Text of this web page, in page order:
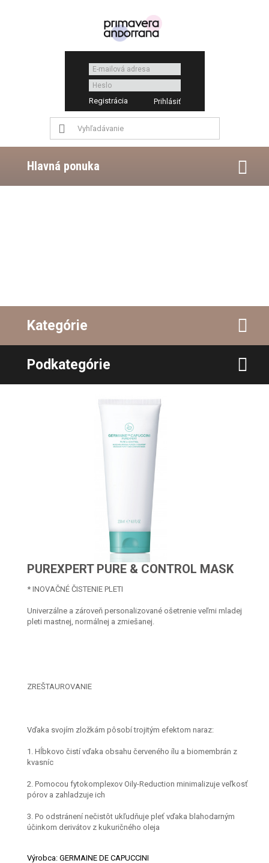
Registrácia
Hlavná ponuka
Kategórie
Podkategórie
PUREXPERT PURE & CONTROL MASK
* INOVAČNÉ ČISTENIE PLETI
Univerzálne a zároveň personalizované ošetrenie veľmi mladej
pleti mastnej, normálnej a zmiešanej.
ZREŠTAUROVANIE
Vďaka svojím zložkám pôsobí trojitým efektom naraz:
1. Hĺbkovo čistí vďaka obsahu červeného ílu a biomembrán z
kvasníc
2. Pomocou fytokomplexov Oily-Reduction minimalizuje veľkosť
pórov a zahladzuje ich
3. Po odstránení nečistôt ukľudňuje pleť vďaka blahodarným
účinkom derivátov z kukuričného oleja
Výrobca: GERMAINE DE CAPUCCINI